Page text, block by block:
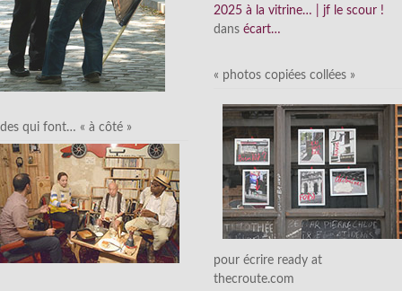
des qui font… « à côté »
2025 à la vitrine… | jf le scour !
dans écart…
« photos copiées collées »
pour écrire ready at
thecroute.com